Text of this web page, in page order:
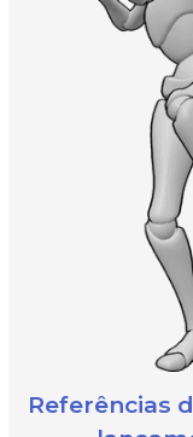
Referências